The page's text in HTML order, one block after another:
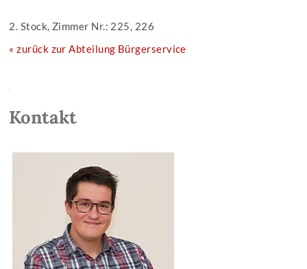
2. Stock, Zimmer Nr.: 225, 226
« zurück zur Abteilung Bürgerservice
Kontakt